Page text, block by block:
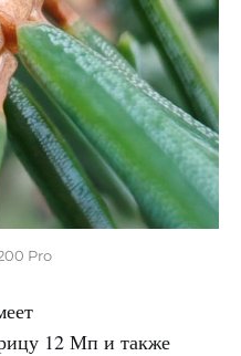
Pro
12 Мп и также